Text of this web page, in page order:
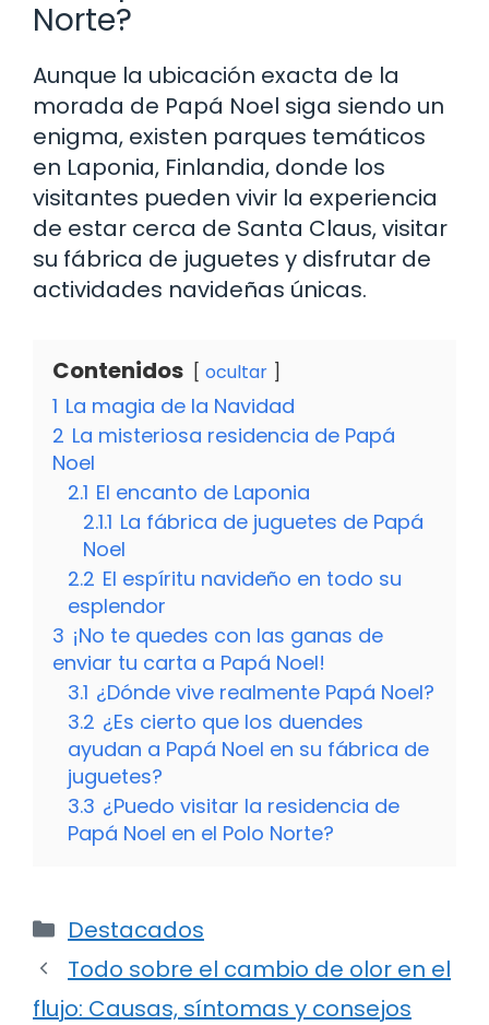
Norte?
Aunque la ubicación exacta de la
morada de Papá Noel siga siendo un
enigma, existen parques temáticos
en Laponia, Finlandia, donde los
visitantes pueden vivir la experiencia
de estar cerca de Santa Claus, visitar
su fábrica de juguetes y disfrutar de
actividades navideñas únicas.
Contenidos ocultar
1 La magia de la Navidad
2 La misteriosa residencia de Papá
Noel
2.1 El encanto de Laponia
2.1.1 La fábrica de juguetes de Papá
Noel
2.2 El espíritu navideño en todo su
esplendor
3 ¡No te quedes con las ganas de
enviar tu carta a Papá Noel!
3.1 ¿Dónde vive realmente Papá Noel?
3.2 ¿Es cierto que los duendes
ayudan a Papá Noel en su fábrica de
juguetes?
3.3 ¿Puedo visitar la residencia de
Papá Noel en el Polo Norte?
Categorías
Destacados
Todo sobre el cambio de olor en el
flujo: Causas, síntomas y consejos